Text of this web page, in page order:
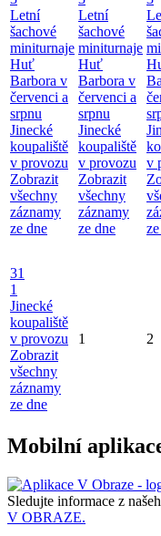
Letní
šachové
miniturnaje
Huť
Barbora v
červenci a
srpnu
Jinecké
koupaliště
v provozu
Zobrazit
všechny
záznamy
ze dne
Letní
šachové
miniturnaje
Huť
Barbora v
červenci a
srpnu
Jinecké
koupaliště
v provozu
Zobrazit
všechny
záznamy
ze dne
v
31
1
Jinecké
koupaliště
v provozu
Zobrazit
všechny
záznamy
ze dne
1 2
Mobilní
Sledujte informace z
V OBRAZE.